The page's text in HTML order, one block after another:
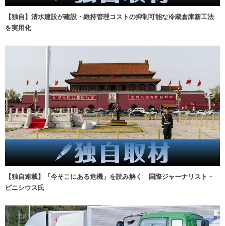
【独自】清水建設が建設・維持管理コストの抑制可能な冷蔵倉庫新工法
を実用化
【独自連載】「今そこにある危機」を読み解く 国際ジャーナリスト・
ビニシウス氏